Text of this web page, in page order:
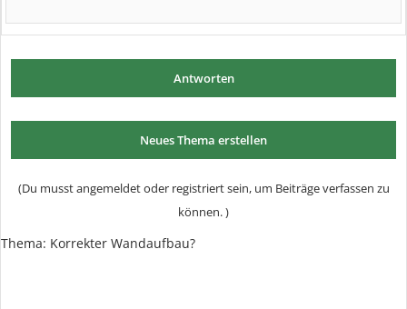
Antworten
Neues Thema erstellen
(Du musst angemeldet oder registriert sein, um Beiträge verfassen zu
können. )
Thema: Korrekter Wandaufbau?